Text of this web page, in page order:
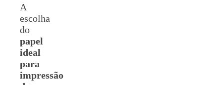
A
escolha
do
papel
ideal
para
impressão